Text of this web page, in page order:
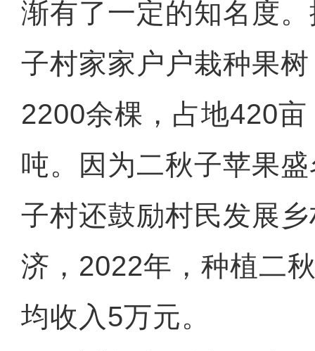
渐有了一定的知名度
子村家家户户栽种果
2200余棵，占地420
吨。因为二秋子苹果
子村还鼓励村民发展
济，2022年，种植二
均收入5万元。